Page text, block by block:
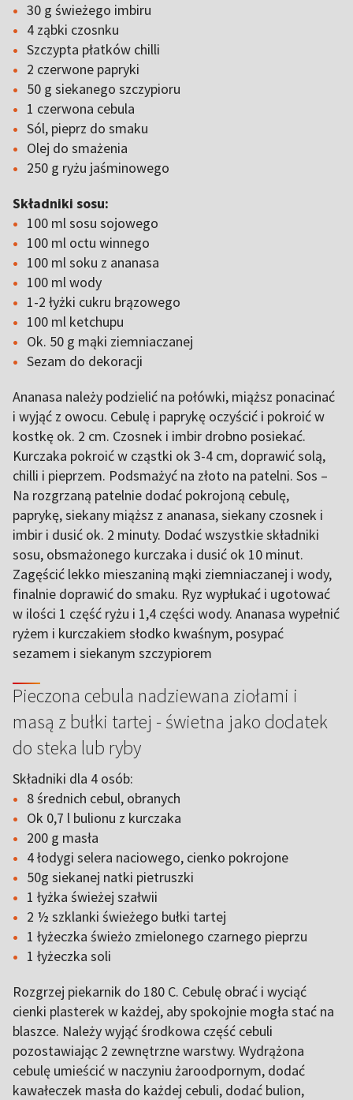
30 g świeżego imbiru
4 ząbki czosnku
Szczypta płatków chilli
2 czerwone papryki
50 g siekanego szczypioru
1 czerwona cebula
Sól, pieprz do smaku
Olej do smażenia
250 g ryżu jaśminowego
Składniki sosu:
100 ml sosu sojowego
100 ml octu winnego
100 ml soku z ananasa
100 ml wody
1-2 łyżki cukru brązowego
100 ml ketchupu
Ok. 50 g mąki ziemniaczanej
Sezam do dekoracji
Ananasa należy podzielić na połówki, miąższ ponacinać
i wyjąć z owocu. Cebulę i paprykę oczyścić i pokroić w
kostkę ok. 2 cm. Czosnek i imbir drobno posiekać.
Kurczaka pokroić w cząstki ok 3-4 cm, doprawić solą,
chilli i pieprzem. Podsmażyć na złoto na patelni. Sos –
Na rozgrzaną patelnie dodać pokrojoną cebulę,
paprykę, siekany miąższ z ananasa, siekany czosnek i
imbir i dusić ok. 2 minuty. Dodać wszystkie składniki
sosu, obsmażonego kurczaka i dusić ok 10 minut.
Zagęścić lekko mieszaniną mąki ziemniaczanej i wody,
finalnie doprawić do smaku. Ryz wypłukać i ugotować
w ilości 1 część ryżu i 1,4 części wody. Ananasa wypełnić
ryżem i kurczakiem słodko kwaśnym, posypać
sezamem i siekanym szczypiorem
Pieczona cebula nadziewana ziołami i
masą z bułki tartej - świetna jako dodatek
do steka lub ryby
Składniki dla 4 osób:
8 średnich cebul, obranych
Ok 0,7 l bulionu z kurczaka
200 g masła
4 łodygi selera naciowego, cienko pokrojone
50g siekanej natki pietruszki
1 łyżka świeżej szałwii
2 ½ szklanki świeżego bułki tartej
1 łyżeczka świeżo zmielonego czarnego pieprzu
1 łyżeczka soli
Rozgrzej piekarnik do 180 C. Cebulę obrać i wyciąć
cienki plasterek w każdej, aby spokojnie mogła stać na
blaszce. Należy wyjąć środkowa część cebuli
pozostawiając 2 zewnętrzne warstwy. Wydrążona
cebulę umieścić w naczyniu żaroodpornym, dodać
kawałeczek masła do każdej cebuli, dodać bulion,